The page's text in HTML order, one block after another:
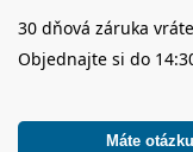
30 dňová záruka
Objednajte si do
Máte